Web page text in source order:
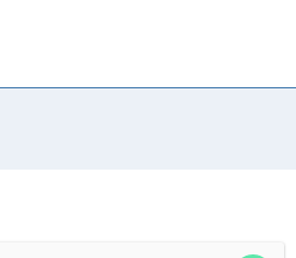
Fachkundiger Rat holen und
Es kann auch einer die Kohle
Ausgaben tätigen und den
überweisen oder Bar auf die
intern ihm die Steuerlast eben